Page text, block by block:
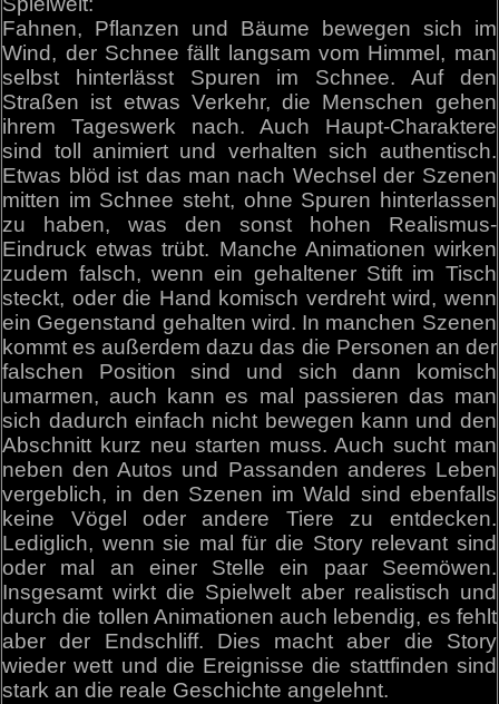
Fahnen, Pflanzen und Bäume bewegen sich im
Wind, der Schnee fällt langsam vom Himmel, man
selbst hinterlässt Spuren im Schnee. Auf den
Straßen ist etwas Verkehr, die Menschen gehen
ihrem Tageswerk nach. Auch Haupt-Charaktere
sind toll animiert und verhalten sich authentisch.
Etwas blöd ist das man nach Wechsel der Szenen
mitten im Schnee steht, ohne Spuren hinterlassen
zu haben, was den sonst hohen Realismus-
Eindruck etwas trübt. Manche Animationen wirken
zudem falsch, wenn ein gehaltener Stift im Tisch
steckt, oder die Hand komisch verdreht wird, wenn
ein Gegenstand gehalten wird. In manchen Szenen
kommt es außerdem dazu das die Personen an der
falschen Position sind und sich dann komisch
umarmen, auch kann es mal passieren das man
sich dadurch einfach nicht bewegen kann und den
Abschnitt kurz neu starten muss. Auch sucht man
neben den Autos und Passanden anderes Leben
vergeblich, in den Szenen im Wald sind ebenfalls
keine Vögel oder andere Tiere zu entdecken.
Lediglich, wenn sie mal für die Story relevant sind
oder mal an einer Stelle ein paar Seemöwen.
Insgesamt wirkt die Spielwelt aber realistisch und
durch die tollen Animationen auch lebendig, es fehlt
aber der Endschliff. Dies macht aber die Story
wieder wett und die Ereignisse die stattfinden sind
stark an die reale Geschichte angelehnt.